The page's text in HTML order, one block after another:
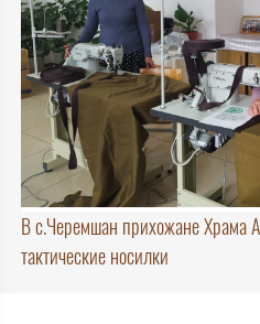
В с.Черемшан прихожане Храма
тактические носилки